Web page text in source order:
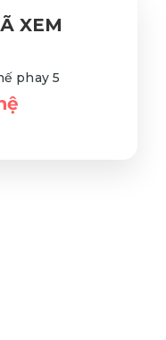
XEM
phay 5